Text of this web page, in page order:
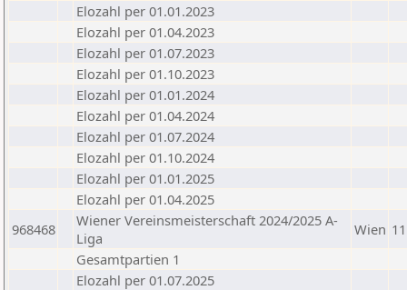
Elozahl per 01.01.2023
Elozahl per 01.04.2023
Elozahl per 01.07.2023
Elozahl per 01.10.2023
Elozahl per 01.01.2024
Elozahl per 01.04.2024
Elozahl per 01.07.2024
Elozahl per 01.10.2024
Elozahl per 01.01.2025
Elozahl per 01.04.2025
968468
Wiener Vereinsmeisterschaft 2024/2025 A-
Liga
Wien 11
Gesamtpartien 1
Elozahl per 01.07.2025